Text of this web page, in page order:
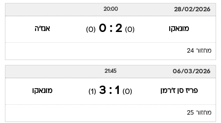
28/02/2026
20:00
מונאקו (0)
2 : 0
(0) אנז'ה
מחזור 24
06/03/2026
21:45
פריז סן ז'רמן (0)
1 : 3
(1) מונאקו
מחזור 25